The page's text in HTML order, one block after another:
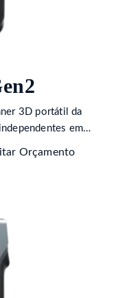
3D portátil da
em…
Orçamento